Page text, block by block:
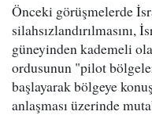
Önceki görüşmelerde
silahsızlandırılmasını,
güneyinden kademeli
ordusunun "pilot
başlayarak bölgeye
anlaşması üzerinde